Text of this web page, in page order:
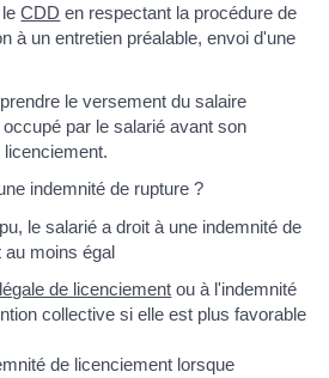
leCDD en respectant la procédure de
à un entretien préalable, envoi d'une
le versement du salaire
par le salarié avant son
licenciement.
indemnité de rupture ?
le salarié a droit à une indemnité de
au moins égal
de licenciement ou à l'indemnité
collective si elle est plus favorable
de licenciement lorsque